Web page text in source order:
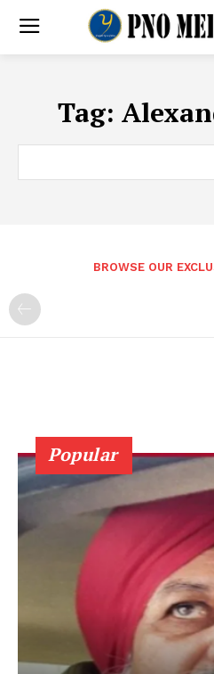
Tag:
BROWSE OUR
Popular